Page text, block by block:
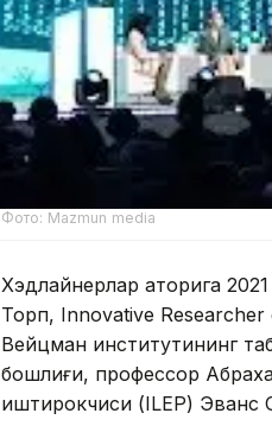
Фото: Mazmun media
Хэдлайнерлар қаторига
Торп, Innovative
Вейцман институтининг
бошлиғи, профессор
иштирокчиси (ILEP) Эванс